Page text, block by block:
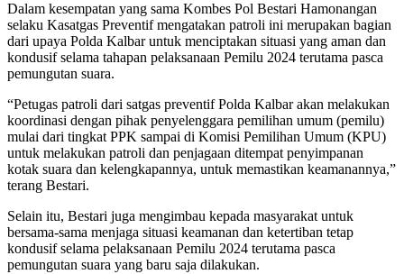
Dalam kesempatan yang sama Kombes Pol Bestari Hamonangan
selaku Kasatgas Preventif mengatakan patroli ini merupakan bagian
dari upaya Polda Kalbar untuk menciptakan situasi yang aman dan
kondusif selama tahapan pelaksanaan Pemilu 2024 terutama pasca
pemungutan suara.
“Petugas patroli dari satgas preventif Polda Kalbar akan melakukan
koordinasi dengan pihak penyelenggara pemilihan umum (pemilu)
mulai dari tingkat PPK sampai di Komisi Pemilihan Umum (KPU)
untuk melakukan patroli dan penjagaan ditempat penyimpanan
kotak suara dan kelengkapannya, untuk memastikan keamanannya,”
terang Bestari.
Selain itu, Bestari juga mengimbau kepada masyarakat untuk
bersama-sama menjaga situasi keamanan dan ketertiban tetap
kondusif selama pelaksanaan Pemilu 2024 terutama pasca
pemungutan suara yang baru saja dilakukan.